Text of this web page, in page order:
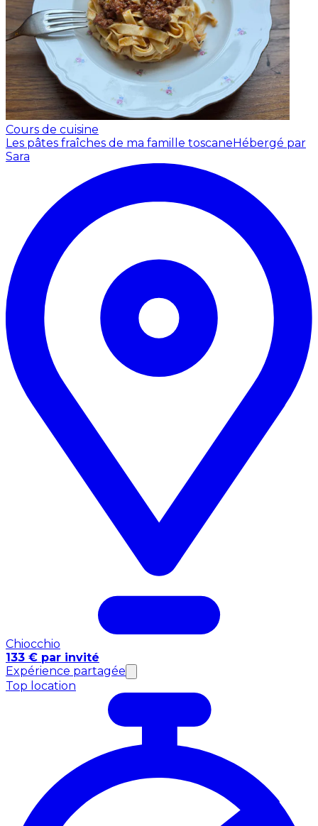
Cours de cuisine
Les pâtes fraîches de ma famille toscaneHébergé par
Sara
Chiocchio
133 € par invité
Expérience partagée
Top location